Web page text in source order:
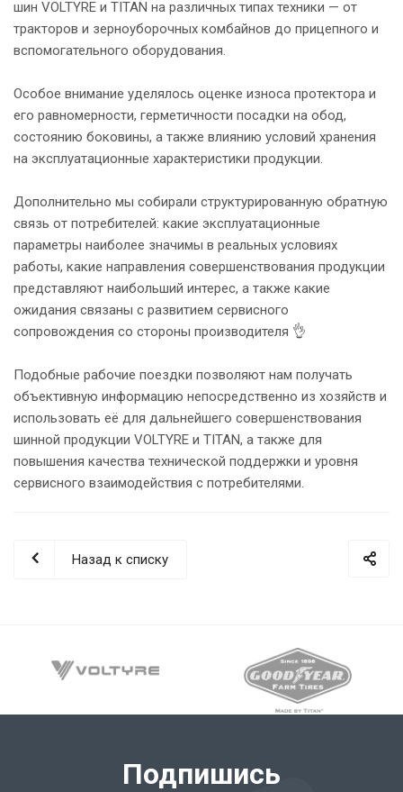
шин VOLTYRE и TITAN на различных типах техники — от
тракторов и зерноуборочных комбайнов до прицепного и
вспомогательного оборудования.
Особое внимание уделялось оценке износа протектора и
его равномерности, герметичности посадки на обод,
состоянию боковины, а также влиянию условий хранения
на эксплуатационные характеристики продукции.
Дополнительно мы собирали структурированную обратную
связь от потребителей: какие эксплуатационные
параметры наиболее значимы в реальных условиях
работы, какие направления совершенствования продукции
представляют наибольший интерес, а также какие
ожидания связаны с развитием сервисного
сопровождения со стороны производителя 👌
Подобные рабочие поездки позволяют нам получать
объективную информацию непосредственно из хозяйств и
использовать её для дальнейшего совершенствования
шинной продукции VOLTYRE и TITAN, а также для
повышения качества технической поддержки и уровня
сервисного взаимодействия с потребителями.
Назад к списку
Подпишись